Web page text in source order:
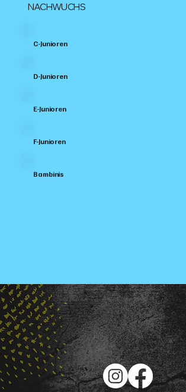
NACHWUCHS
C-Junioren
D-Junioren
E-Junioren
F-Junioren
Bambinis